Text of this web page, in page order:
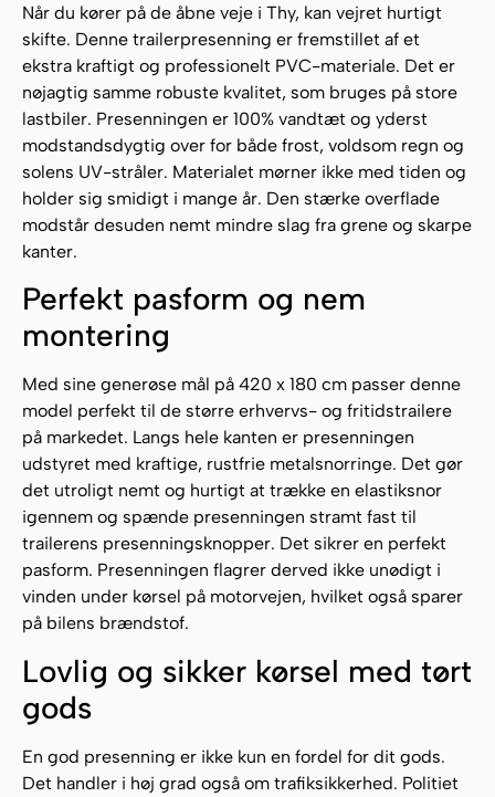
Når du kører på de åbne veje i Thy, kan vejret hurtigt
skifte. Denne trailerpresenning er fremstillet af et
ekstra kraftigt og professionelt PVC-materiale. Det er
nøjagtig samme robuste kvalitet, som bruges på store
lastbiler. Presenningen er 100% vandtæt og yderst
modstandsdygtig over for både frost, voldsom regn og
solens UV-stråler. Materialet mørner ikke med tiden og
holder sig smidigt i mange år. Den stærke overflade
modstår desuden nemt mindre slag fra grene og skarpe
kanter.
Perfekt pasform og nem
montering
Med sine generøse mål på 420 x 180 cm passer denne
model perfekt til de større erhvervs- og fritidstrailere
på markedet. Langs hele kanten er presenningen
udstyret med kraftige, rustfrie metalsnorringe. Det gør
det utroligt nemt og hurtigt at trække en elastiksnor
igennem og spænde presenningen stramt fast til
trailerens presenningsknopper. Det sikrer en perfekt
pasform. Presenningen flagrer derved ikke unødigt i
vinden under kørsel på motorvejen, hvilket også sparer
på bilens brændstof.
Lovlig og sikker kørsel med tørt
gods
En god presenning er ikke kun en fordel for dit gods.
Det handler i høj grad også om trafiksikkerhed. Politiet